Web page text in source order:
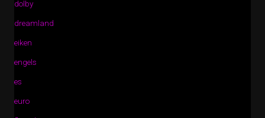
dolby
dreamland
eiken
engels
es
euro